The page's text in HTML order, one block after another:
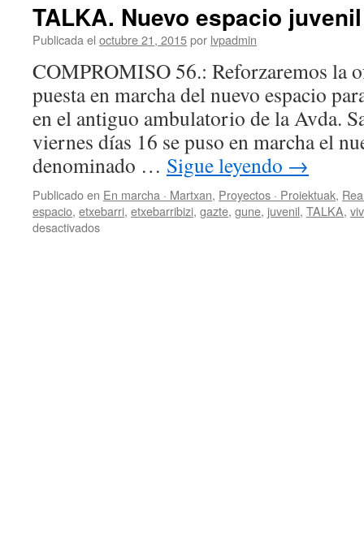
TALKA. Nuevo espacio juvenil
Publicada el octubre 21, 2015por lvpadmin
COMPROMISO 56.: Reforzaremos la
puesta en marcha del nuevo espacio
en el antiguo ambulatorio de la Avda.
viernes días 16 se puso en marcha el
denominado … Sigue leyendo →
Publicado en En marcha · Martxan, Proyectos · Proiektuak,
espacio, etxebarri, etxebarribizi, gazte, gune, juvenil, TALKA,
desactivadosen